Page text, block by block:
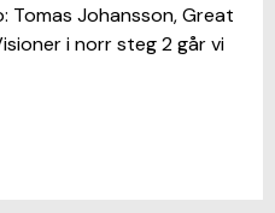
Tomas Johansson, Great
i norr steg 2 går vi